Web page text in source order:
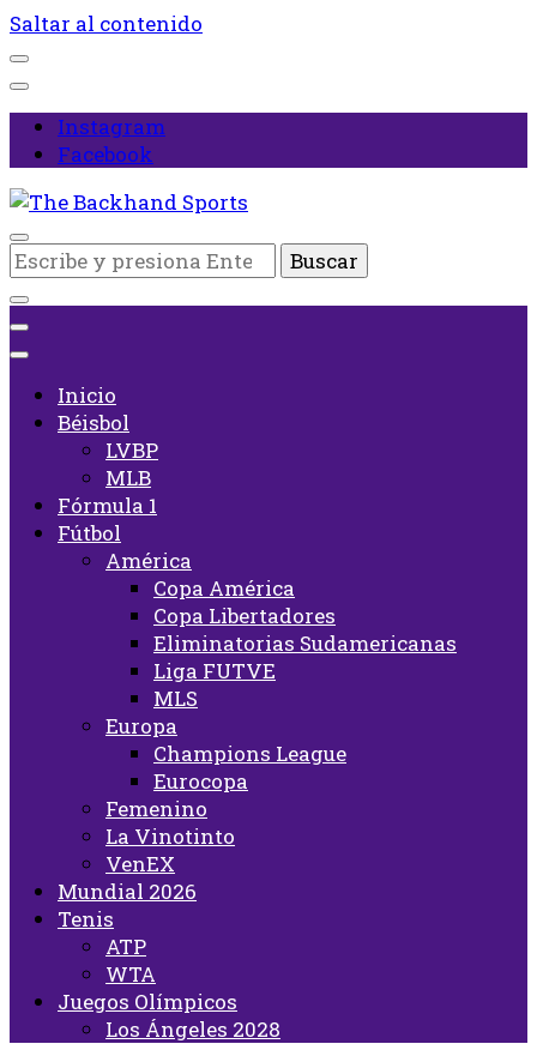
Saltar al contenido
Instagram
Facebook
The Backhand Sports
Inicio
¿Buscas
algo?
Inicio
Béisbol
LVBP
MLB
Fórmula 1
Fútbol
América
Copa América
Copa Libertadores
Eliminatorias Sudamericanas
Liga FUTVE
MLS
Europa
Champions League
Eurocopa
Femenino
La Vinotinto
VenEX
Mundial 2026
Tenis
ATP
WTA
Juegos Olímpicos
Los Ángeles 2028